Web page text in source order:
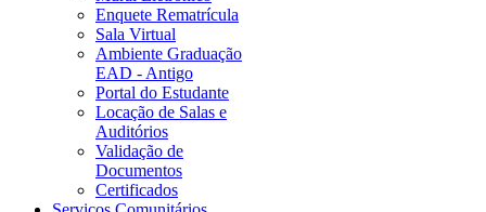
Enquete Rematrícula
Sala Virtual
Ambiente Graduação
EAD - Antigo
Portal do Estudante
Locação de Salas e
Auditórios
Validação de
Documentos
Certificados